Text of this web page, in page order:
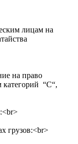
лицам на
на право
категорий “С“,
грузов:<br>